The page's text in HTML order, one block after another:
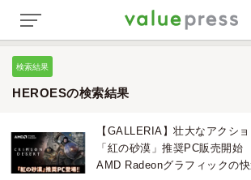
検索結果
HEROESの検索結果
【GALLERIA】壮大なアクシ
「紅の砂漠」推奨PC販売開
AMD Radeonグラフィックの